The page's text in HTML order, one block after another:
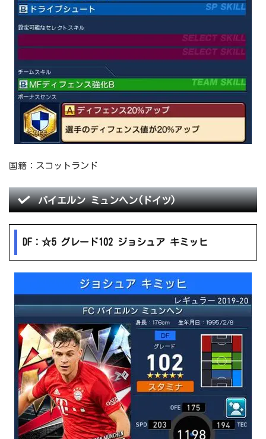
国籍：スコットランド
バイエルン ミュンヘン(ドイツ)
DF：☆5 グレード102 ジョシュア キミッヒ